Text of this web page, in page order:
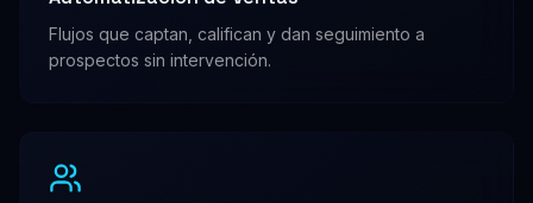
Flujos que captan, califican y dan seguimiento a
prospectos sin intervención.